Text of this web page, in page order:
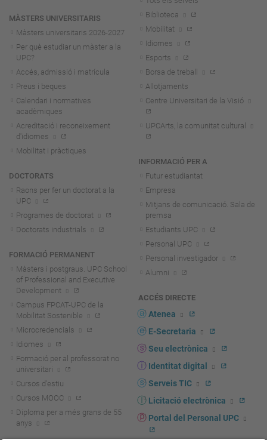
MÀSTERS UNIVERSITARIS
Màsters universitaris 2026-2027
Per què estudiar un màster a la
UPC?
Accés, admissió i matrícula
Preus i beques
Calendari i normatives
acadèmiques
Acreditació i reconeixement
d'idiomes
Mobilitat i pràctiques
DOCTORATS
Raons per fer un doctorat a la
UPC
Programes de doctorat
Doctorats industrials
FORMACIÓ PERMANENT
Màsters i postgraus. UPC School
of Professional and Executive
Development
Campus FPCAT-UPC de la
Mobilitat Sostenible
Microcredencials
Idiomes
Formació per al professorat no
universitari
Cursos d'estiu
Cursos MOOC
Diploma per a més grans de 55
anys
Biblioteca
Mobilitat
Idiomes
Esports
Borsa de treball
Allotjaments
Centre Universitari de la Visió
UPCArts, la comunitat cultural
INFORMACIÓ PER A
Futur estudiantat
Empresa
Mitjans de comunicació. Sala de
premsa
Estudiants UPC
Personal UPC
Personal investigador
Alumni
ACCÉS DIRECTE
Atenea
E-Secretaria
Seu electrònica
Identitat digital
Serveis TIC
Licitació electrònica
Portal del Personal UPC